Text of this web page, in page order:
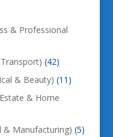
& Professional
(42)
& Beauty) (11)
& Home
& Manufacturing) (5)